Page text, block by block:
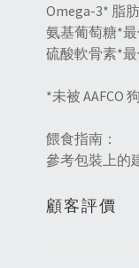
Omega-3* 脂
氨基葡萄糖*
硫酸軟骨素*
*未被 AAFCO
餵食指南：
參考包裝上的
顧客評價